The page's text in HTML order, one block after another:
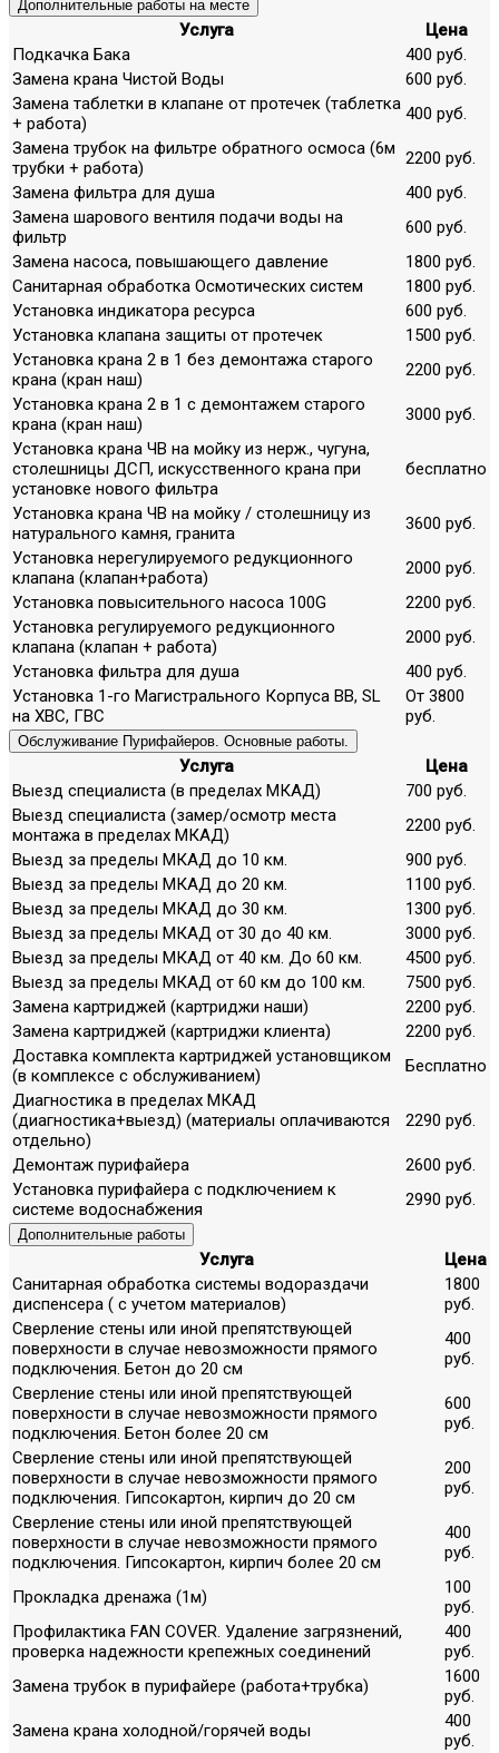
Дополнительные работы на месте
Услуга
Цена
Подкачка Бака
400 руб.
Замена крана Чистой Воды
600 руб.
Замена таблетки в клапане от протечек (таблетка
+ работа)
400 руб.
Замена трубок на фильтре обратного осмоса (6м
трубки + работа)
2200 руб.
Замена фильтра для душа
400 руб.
Замена шарового вентиля подачи воды на
фильтр
600 руб.
Замена насоса, повышающего давление
1800 руб.
Санитарная обработка Осмотических систем
1800 руб.
Установка индикатора ресурса
600 руб.
Установка клапана защиты от протечек
1500 руб.
Установка крана 2 в 1 без демонтажа старого
крана (кран наш)
2200 руб.
Установка крана 2 в 1 с демонтажем старого
крана (кран наш)
3000 руб.
Установка крана ЧВ на мойку из нерж., чугуна,
столешницы ДСП, искусственного крана при
установке нового фильтра
бесплатно
Установка крана ЧВ на мойку / столешницу из
натурального камня, гранита
3600 руб.
Установка нерегулируемого редукционного
клапана (клапан+работа)
2000 руб.
Установка повысительного насоса 100G
2200 руб.
Установка регулируемого редукционного
клапана (клапан + работа)
2000 руб.
Установка фильтра для душа
400 руб.
Установка 1-го Магистрального Корпуса ВВ, SL
на ХВС, ГВС
От 3800
руб.
Обслуживание Пурифайеров. Основные работы.
Услуга
Цена
Выезд специалиста (в пределах МКАД)
700 руб.
Выезд специалиста (замер/осмотр места
монтажа в пределах МКАД)
2200 руб.
Выезд за пределы МКАД до 10 км.
900 руб.
Выезд за пределы МКАД до 20 км.
1100 руб.
Выезд за пределы МКАД до 30 км.
1300 руб.
Выезд за пределы МКАД от 30 до 40 км.
3000 руб.
Выезд за пределы МКАД от 40 км. До 60 км.
4500 руб.
Выезд за пределы МКАД от 60 км до 100 км.
7500 руб.
Замена картриджей (картриджи наши)
2200 руб.
Замена картриджей (картриджи клиента)
2200 руб.
Доставка комплекта картриджей установщиком
(в комплексе с обслуживанием)
Бесплатно
Диагностика в пределах МКАД
(диагностика+выезд) (материалы оплачиваются
отдельно)
2290 руб.
Демонтаж пурифайера
2600 руб.
Установка пурифайера с подключением к
системе водоснабжения
2990 руб.
Дополнительные работы
Услуга
Цена
Санитарная обработка системы водораздачи
диспенсера ( с учетом материалов)
1800
руб.
Сверление стены или иной препятствующей
поверхности в случае невозможности прямого
подключения. Бетон до 20 см
400
руб.
Сверление стены или иной препятствующей
поверхности в случае невозможности прямого
подключения. Бетон более 20 см
600
руб.
Сверление стены или иной препятствующей
поверхности в случае невозможности прямого
подключения. Гипсокартон, кирпич до 20 см
200
руб.
Сверление стены или иной препятствующей
поверхности в случае невозможности прямого
подключения. Гипсокартон, кирпич более 20 см
400
руб.
Прокладка дренажа (1м)
100
руб.
Профилактика FAN COVER. Удаление загрязнений,
проверка надежности крепежных соединений
400
руб.
Замена трубок в пурифайере (работа+трубка)
1600
руб.
Замена крана холодной/горячей воды
400
руб.